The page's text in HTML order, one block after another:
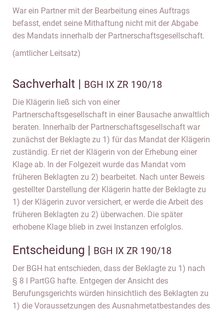
War ein Partner mit der Bearbeitung eines Auftrags
befasst, endet seine Mithaftung nicht mit der Abgabe
des Mandats innerhalb der Partnerschaftsgesellschaft.
(amtlicher Leitsatz)
Sachverhalt | BGH IX ZR 190/18
Die Klägerin ließ sich von einer
Partnerschaftsgesellschaft in einer Bausache anwaltlich
beraten. Innerhalb der Partnerschaftsgesellschaft war
zunächst der Beklagte zu 1) für das Mandat der Klägerin
zuständig. Er riet der Klägerin von der Erhebung einer
Klage ab. In der Folgezeit wurde das Mandat vom
früheren Beklagten zu 2) bearbeitet. Nach unter Beweis
gestellter Darstellung der Klägerin hatte der Beklagte zu
1) der Klägerin zuvor versichert, er werde die Arbeit des
früheren Beklagten zu 2) überwachen. Die später
erhobene Klage blieb in zwei Instanzen erfolglos.
Entscheidung | BGH IX ZR 190/18
Der BGH hat entschieden, dass der Beklagte zu 1) nach
§ 8 I PartGG hafte. Entgegen der Ansicht des
Berufungsgerichts würden hinsichtlich des Beklagten zu
1) die Voraussetzungen des Ausnahmetatbestandes des